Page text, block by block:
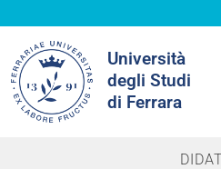
Università
degli Studi
di Ferrara
nel
sito